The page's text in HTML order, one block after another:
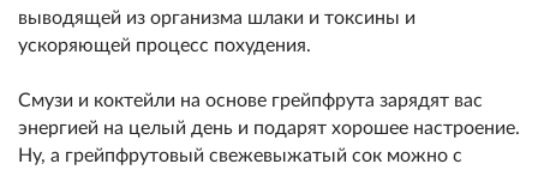
выводящей из организма шлаки и токсины и
ускоряющей процесс похудения.
Смузи и коктейли на основе грейпфрута зарядят вас
энергией на целый день и подарят хорошее настроение.
Ну, а грейпфрутовый свежевыжатый сок можно с